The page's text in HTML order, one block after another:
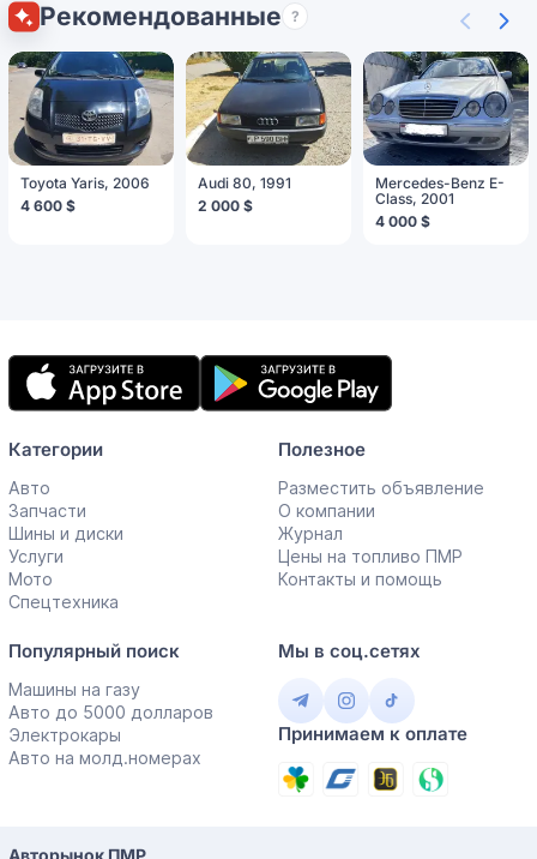
Рекомендованные ?
Toyota Yaris, 2006
4 600 $
Audi 80, 1991
2 000 $
Mercedes-Benz E-
Class, 2001
4 000 $
Мобильное
приложение
Категории
Авто
Запчасти
Шины и диски
Услуги
Мото
Спецтехника
Полезное
Разместить объявление
О компании
Журнал
Цены на топливо ПМР
Контакты и помощь
Популярный поиск
Машины на газу
Авто до 5000 долларов
Электрокары
Авто на молд.номерах
Мы в соц.сетях
Принимаем к оплате